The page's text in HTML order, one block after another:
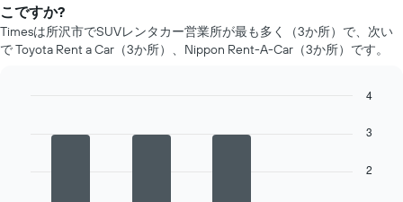
こですか?
Timesは所沢市でSUVレンタカー営業所が最も多く（3か所）で、次い
で Toyota Rent a Car（3か所）、Nippon Rent-A-Car（3か所）です。
2
3
4